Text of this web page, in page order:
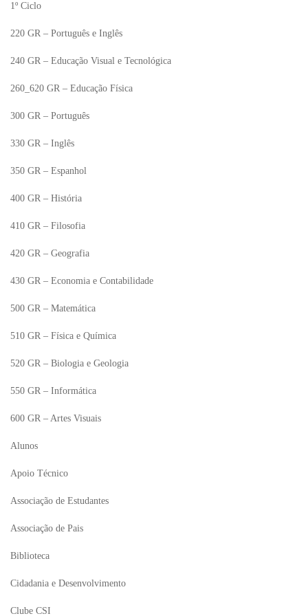
1º Ciclo
220 GR – Português e Inglês
240 GR – Educação Visual e Tecnológica
260_620 GR – Educação Física
300 GR – Português
330 GR – Inglês
350 GR – Espanhol
400 GR – História
410 GR – Filosofia
420 GR – Geografia
430 GR – Economia e Contabilidade
500 GR – Matemática
510 GR – Física e Química
520 GR – Biologia e Geologia
550 GR – Informática
600 GR – Artes Visuais
Alunos
Apoio Técnico
Associação de Estudantes
Associação de Pais
Biblioteca
Cidadania e Desenvolvimento
Clube CSI